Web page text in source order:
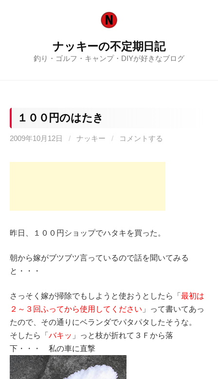
ナッキーの不定期日記
釣り・ゴルフ・キャンプ・DIYが好きなブログ
１００円のはたき
2009年10月12日 / ナッキー / コメントする
昨日、１００円ショップでハタキを買った。
朝から嫁がブツブツ言っているので話を聞いてみる
と・・・
さっそく嫁が掃除でもしようと使おうとしたら「 最初は
２～３回ふってから使用してください 」って書いてあっ
たので、その通りにベランダでパタパタしたそうな。
そしたら「 バキッ 」っと枝が折れて３Ｆから落
下・・・ 私の車に直撃